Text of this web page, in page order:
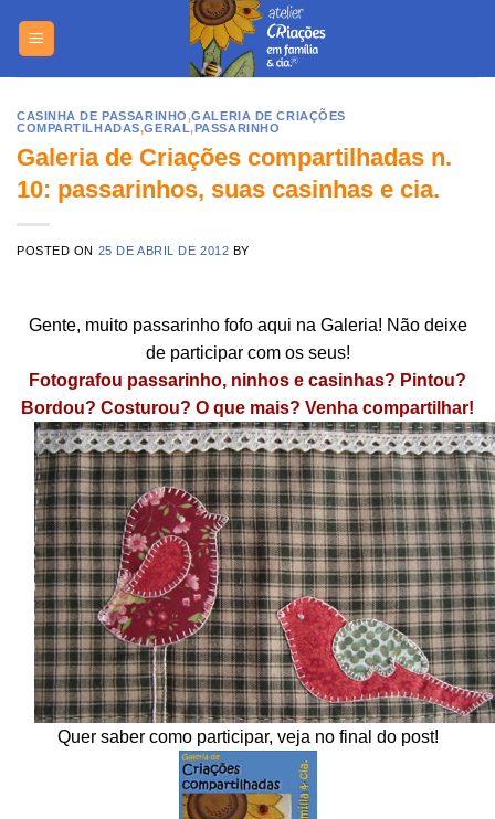
CASINHA DE PASSARINHO,GALERIA DE CRIAÇÕES
COMPARTILHADAS,GERAL,PASSARINHO
Galeria de Criações compartilhadas n.
10: passarinhos, suas casinhas e cia.
POSTED ON 25 DE ABRIL DE 2012 BY
Gente, muito passarinho fofo aqui na Galeria! Não deixe
de participar com os seus!
Fotografou passarinho, ninhos e casinhas? Pintou?
Bordou? Costurou? O que mais? Venha compartilhar!
Quer saber como participar, veja no final do post!